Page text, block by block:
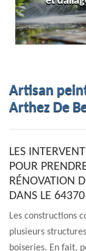
Artisan
Arthez De
LES
POUR
RÉNOVATION
DANS LE 64370
Les constructions
plusieurs
boiseries. En fait,